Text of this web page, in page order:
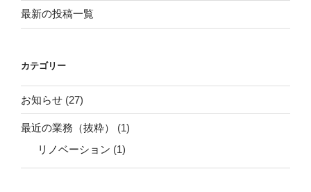
最新の投稿一覧
カテゴリー
お知らせ (27)
最近の業務（抜粋）
(1)
リノベーション (1)